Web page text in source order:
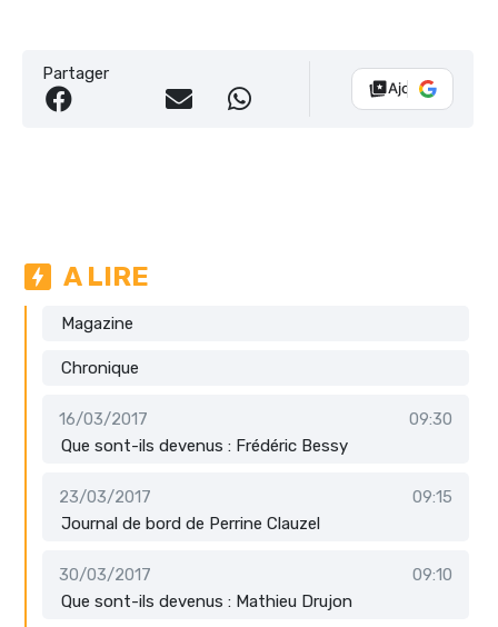
Partager
Ajouter Vélo
A LIRE
Magazine
Chronique
16/03/2017
09:30
Que sont-ils devenus : Frédéric Bessy
23/03/2017
09:15
Journal de bord de Perrine Clauzel
30/03/2017
09:10
Que sont-ils devenus : Mathieu Drujon